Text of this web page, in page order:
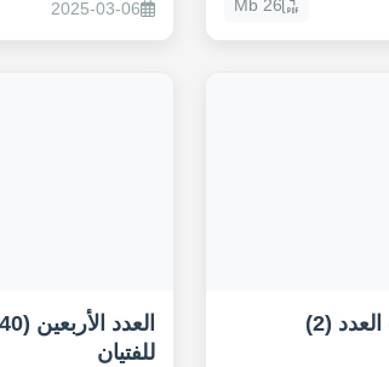
26 Mb
2025-03-06
للفتيان